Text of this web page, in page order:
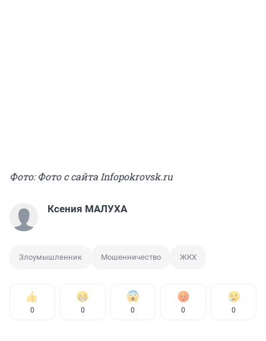
Фото: Фото с сайта Infopokrovsk.ru
Ксения МАЛУХА
Злоумышленник Мошенничество ЖКХ
0 0 0 0 0